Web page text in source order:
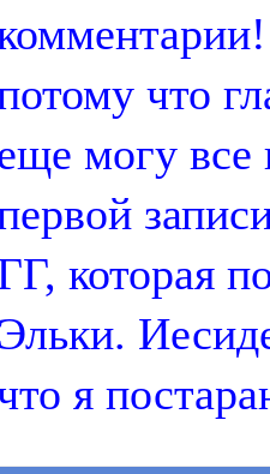
что
могу все
которая
Эльки.
я